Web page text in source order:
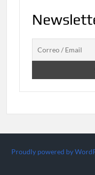
Proudly powered by